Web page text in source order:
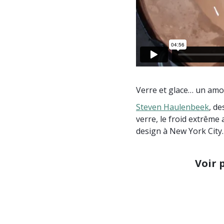
Verre et glace… un
Steven Haulenbeek,
verre, le froid extrême
design à New York City.
Voir